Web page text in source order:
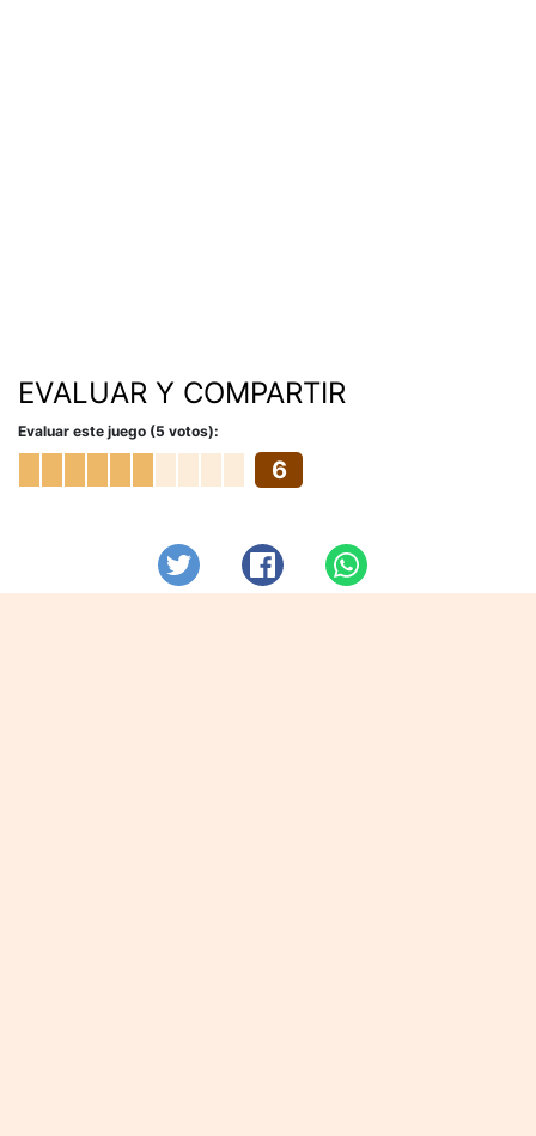
EVALUAR Y COMPARTIR
Evaluar este juego (5 votos):
6